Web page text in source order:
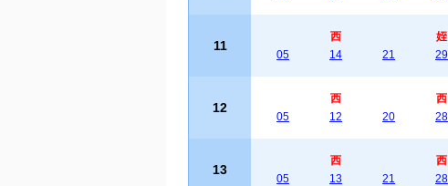
11
05
西
14
21
姪
29
12
05
西
12
20
西
28
13
05
西
13
21
西
28